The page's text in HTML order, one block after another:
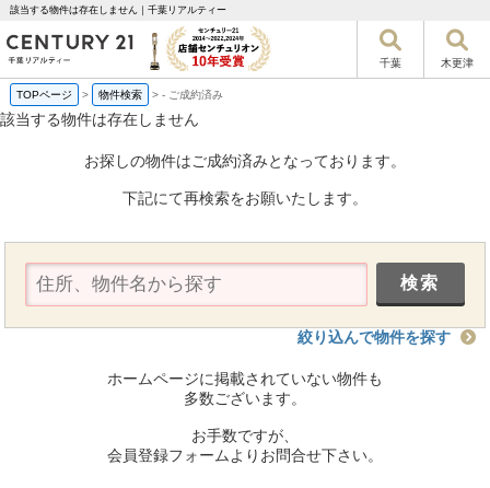
該当する物件は存在しません｜千葉リアルティー
千葉 木更津
TOPページ > 物件検索 >- ご成約済み
該当する物件は存在しません
お探しの物件はご成約済みとなっております。
下記にて再検索をお願いたします。
絞り込んで物件を探す
ホームページに掲載されていない物件も
多数ございます。
お手数ですが、
会員登録フォームよりお問合せ下さい。